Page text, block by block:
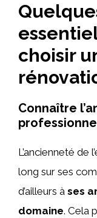
choisir
Connaître
L’ancienneté de
long sur ses
d’ailleurs à ses
domaine. Cela